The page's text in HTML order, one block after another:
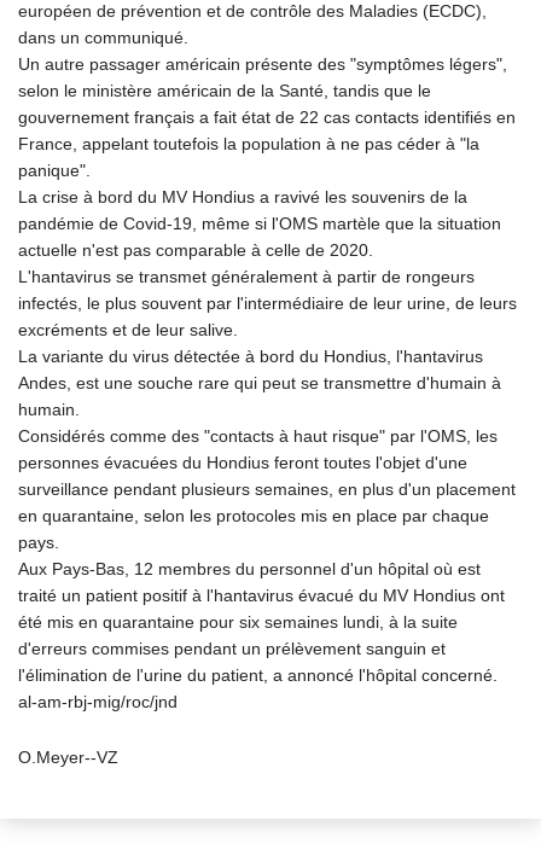
européen de prévention et de contrôle des Maladies (ECDC),
dans un communiqué.
Un autre passager américain présente des "symptômes légers",
selon le ministère américain de la Santé, tandis que le
gouvernement français a fait état de 22 cas contacts identifiés en
France, appelant toutefois la population à ne pas céder à "la
panique".
La crise à bord du MV Hondius a ravivé les souvenirs de la
pandémie de Covid-19, même si l'OMS martèle que la situation
actuelle n'est pas comparable à celle de 2020.
L'hantavirus se transmet généralement à partir de rongeurs
infectés, le plus souvent par l'intermédiaire de leur urine, de leurs
excréments et de leur salive.
La variante du virus détectée à bord du Hondius, l'hantavirus
Andes, est une souche rare qui peut se transmettre d'humain à
humain.
Considérés comme des "contacts à haut risque" par l'OMS, les
personnes évacuées du Hondius feront toutes l'objet d'une
surveillance pendant plusieurs semaines, en plus d'un placement
en quarantaine, selon les protocoles mis en place par chaque
pays.
Aux Pays-Bas, 12 membres du personnel d'un hôpital où est
traité un patient positif à l'hantavirus évacué du MV Hondius ont
été mis en quarantaine pour six semaines lundi, à la suite
d'erreurs commises pendant un prélèvement sanguin et
l'élimination de l'urine du patient, a annoncé l'hôpital concerné.
al-am-rbj-mig/roc/jnd
O.Meyer--VZ